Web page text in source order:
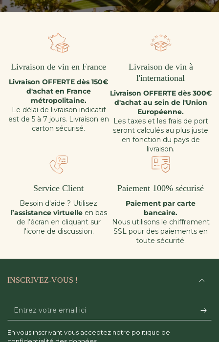
Livraison de vin en France
Livraison OFFERTE dès 150€
d'achat en France
métropolitaine.
Le délai de livraison indicatif
est de 5 à 7 jours. Livraison en
carton sécurisé.
Livraison de vin à
l'international
Livraison OFFERTE dès 300€
d'achat au sein de l'Union
Européenne.
Les taxes et les frais de port
seront calculés au plus juste
en fonction du pays de
livraison.
Service Client
Besoin d'aide ? Utilisez
l’assistance virtuelle en bas
de l’écran en cliquant sur
l'icone de discussion.
Paiement 100% sécurisé
Paiement par carte
bancaire.
Nous utilisons le chiffrement
SSL pour des paiements en
toute sécurité.
INSCRIVEZ-VOUS !
Entrez
votre
email
En vous inscrivant vous acceptez notre politique de